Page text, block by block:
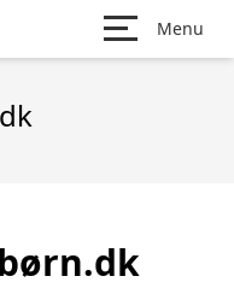
Menu